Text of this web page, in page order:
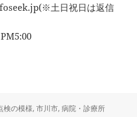
土日祝日は返信
検の模様,市川市,病院・診療所